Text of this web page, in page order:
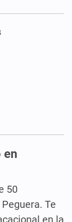
en
50
Te
en la